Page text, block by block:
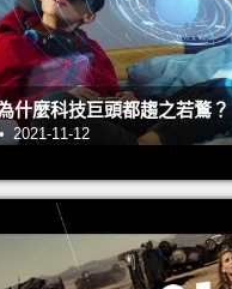
什麼科技巨頭都趨之若鶩？
2021-11-12